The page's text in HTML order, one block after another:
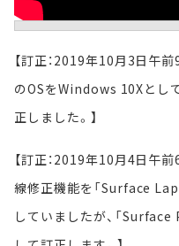
【訂正：2019年10月3日午
のOSをWindows 10Xとし
正しました。】
【訂正：2019年10月4日午
線修正機能を「Surface
していましたが、「